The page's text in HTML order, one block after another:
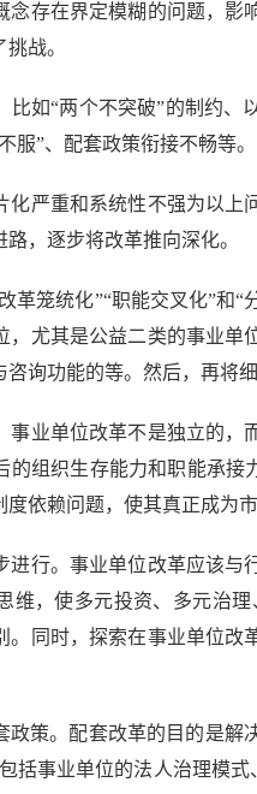
念存在界定模糊的问题，
战。
“两个不突破”的制约、
服”、配套政策衔接不畅等。
重和系统性不强为以上问
，逐步将改革推向深化。
笼统化”“职能交叉化”和“
，尤其是公益二类的事业
询功能的等。然后，再将
单位改革不是独立的，
的组织生存能力和职能承
依赖问题，使其真正成为
。事业单位改革应该与
维，使多元投资、多元治
。同时，探索在事业单位
。配套改革的目的是解决
括事业单位的法人治理模